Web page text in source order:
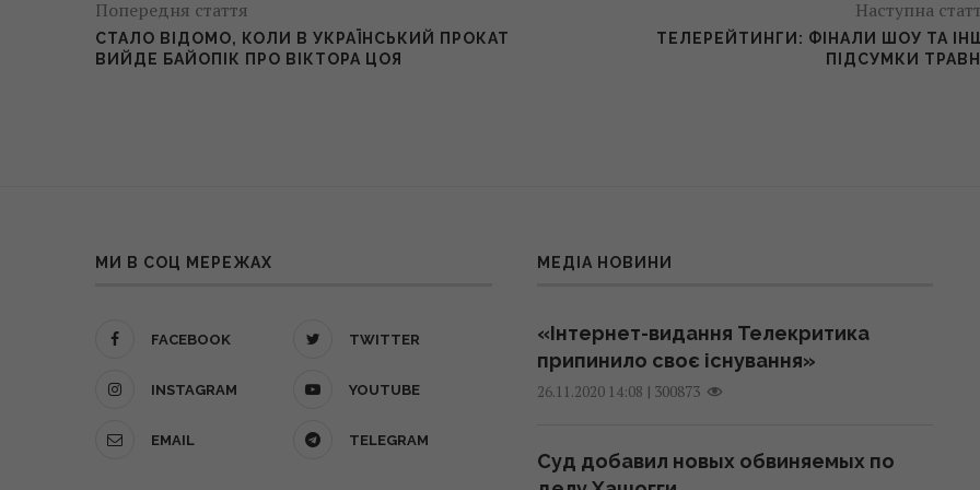
Попередня стаття
СТАЛО ВІДОМО, КОЛИ В УКРАЇНСЬКИЙ ПРОКАТ
ВИЙДЕ БАЙОПІК ПРО ВІКТОРА ЦОЯ
Наступна
ТЕЛЕРЕЙТИНГИ: ФІНАЛИ ШОУ ТА
ПІДСУМКИ
МИ В СОЦ МЕРЕЖАХ
FACEBOOK TWITTER
INSTAGRAM YOUTUBE
EMAIL TELEGRAM
МЕДІА НОВИНИ
«Інтернет-видання Телекритика
припинило своє існування»
26.11.2020 14:08 | 300873
Суд добавил новых обвиняемых по